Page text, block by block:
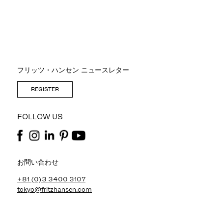
フリッツ・ハンセン ニュースレター
REGISTER
FOLLOW US
お問い合わせ
+81 (0)3 3400 3107
tokyo@fritzhansen.com